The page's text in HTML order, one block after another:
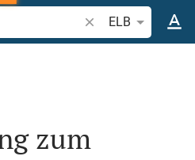
Bibelstelle oder
ELB
zum